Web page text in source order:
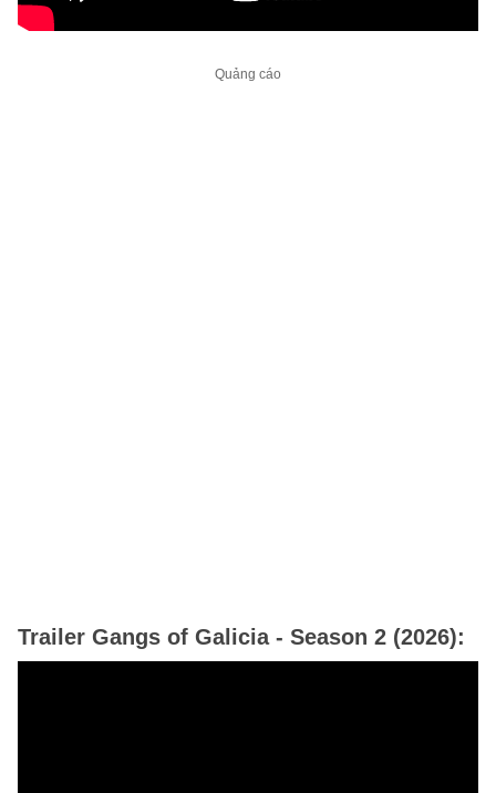
Trailer Gangs of Galicia - Season 2 (2026):